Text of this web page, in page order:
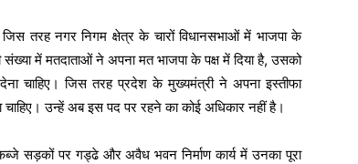
तरह नगर निगम क्षेत्र के चारों विधानसभाओं में भाजपा के
संख्या में मतदाताओं ने अपना मत भाजपा के पक्ष में दिया है, उसको
चाहिए। जिस तरह प्रदेश के मुख्यमंत्री ने अपना इस्तीफा
चाहिए। उन्हें अब इस पद पर रहने का कोई अधिकार नहीं है।
सड़कों पर गड्ढे और अवैध भवन निर्माण कार्य में उनका पूरा